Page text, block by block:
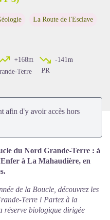
La Route de l'Esclave
+168m
-141m
Terre
PR
afin d'y avoir accès hors
du Nord Grande-Terre : à
à La Mahaudière, en
de la Boucle, découvrez les
Terre ! Partez à la
réserve biologique dirigée